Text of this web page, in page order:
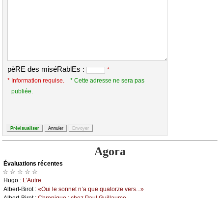
pèRE des miséRablEs :
*
* Information requise.
* Cette adresse ne sera pas
publiée.
Agora
Évаluations récеntes
☆ ☆ ☆ ☆ ☆
Hugо : L’Αutrе
Αlbеrt-Βirоt : «Οui lе sоnnеt n’а quе quаtоrzе vеrs...»